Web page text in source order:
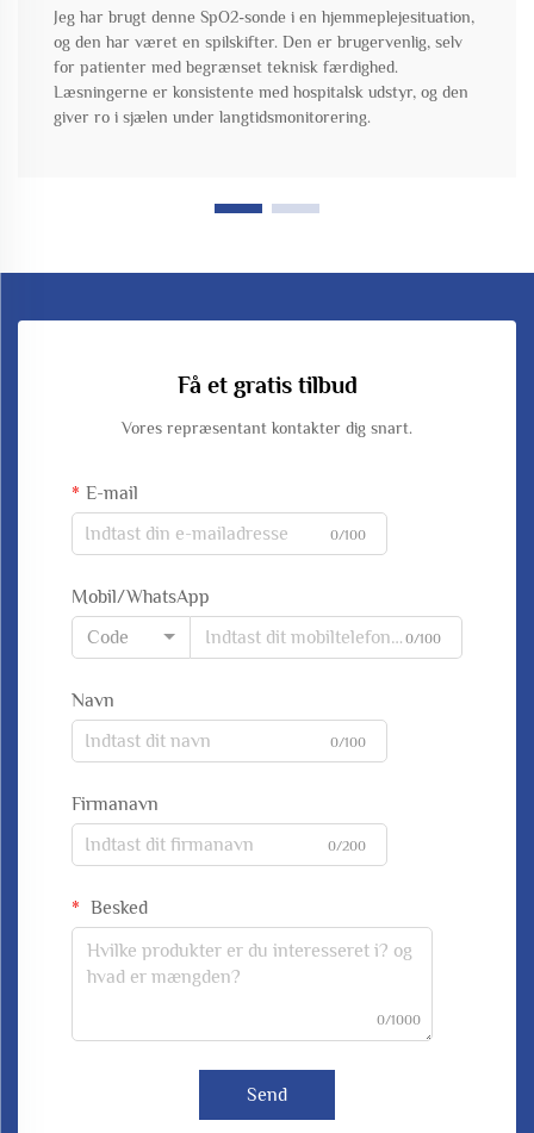
Jeg har brugt denne SpO2-sonde i en hjemmeplejesituation,
og den har været en spilskifter. Den er brugervenlig, selv
for patienter med begrænset teknisk færdighed.
Læsningerne er konsistente med hospitalsk udstyr, og den
giver ro i sjælen under langtidsmonitorering.
Få et gratis tilbud
Vores repræsentant kontakter dig snart.
E-mail
0/100
Mobil/WhatsApp
Code
0/100
Navn
0/100
Firmanavn
0/200
Besked
0/1000
Send